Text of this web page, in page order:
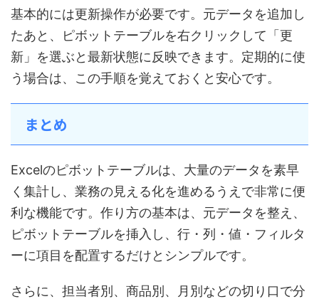
基本的には更新操作が必要です。元データを追加し
たあと、ピボットテーブルを右クリックして「更
新」を選ぶと最新状態に反映できます。定期的に使
う場合は、この手順を覚えておくと安心です。
まとめ
Excelのピボットテーブルは、大量のデータを素早
く集計し、業務の見える化を進めるうえで非常に便
利な機能です。作り方の基本は、元データを整え、
ピボットテーブルを挿入し、行・列・値・フィルタ
ーに項目を配置するだけとシンプルです。
さらに、担当者別、商品別、月別などの切り口で分